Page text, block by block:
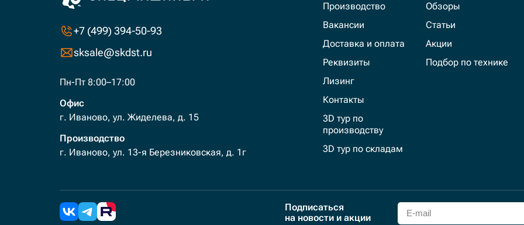
+7 (499) 394-50-93
sksale@skdst.ru
Пн-Пт 8:00–17:00
Офис
г. Иваново, ул. Жиделева, д. 15
Производство
г. Иваново, ул. 13-я Березниковская, д. 1г
Производство
Вакансии
Доставка и оплата
Реквизиты
Лизинг
Контакты
3D тур по
производству
3D тур по складам
Обзоры
Статьи
Акции
Подбор по технике
Подписаться
на новости и акции